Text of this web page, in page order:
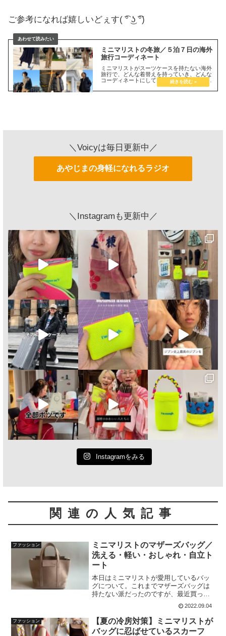
ご参考になれば嬉しいどぇす( ͡° ͜ʖ ͡°)
ミニマリストの冬旅／５泊７日の海外
旅行コーディネート
ミニマリストがスーツケースを持たない海外
旅行で、どんな着替えを持っていき、どんな
コーディネートにしているのか、ご質問をた
くさん頂きました。「毎日同じ服着るんです
か？」「コーディネートがみたいです！」な
＼Voicyは毎日更新中／
あやじまの身軽になれるラジオ
＼Instagramも更新中／
Instagramをみる
関連の人気記事
ファッション
ミニマリストのマザーズバッグ／
洗える・軽い・おしゃれ・自立ト
ート
本日はミニマリストが愛用しているバッ
グについて。これまでマザーズバッグは
持たない派だったのですが、最近買った
トートバッグが「マザーズバッグとして
超使える！」と気付き、あえてそういう
切り口でご紹介しようと思います！ これ
までピンと来るマザーズ
2022.09.04
ファッション
【夏の冷房対策】ミニマリストが
バッグに忍ばせているスカーフ